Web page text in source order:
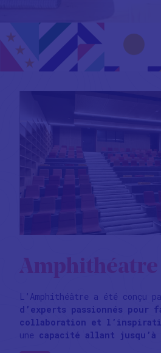
Amphithéatre
L’Amphithéâtre a été conçu
d’experts passionnés pour
collaboration et
une capacité allant jusqu’à